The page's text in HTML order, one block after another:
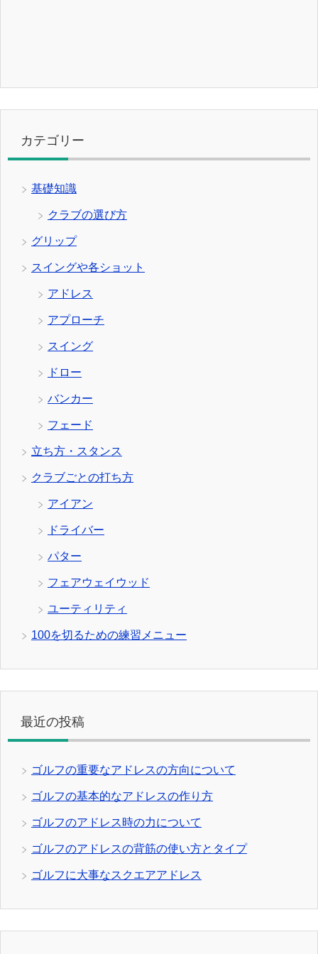
カテゴリー
基礎知識
クラブの選び方
グリップ
スイングや各ショット
アドレス
アプローチ
スイング
ドロー
バンカー
フェード
立ち方・スタンス
クラブごとの打ち方
アイアン
ドライバー
パター
フェアウェイウッド
ユーティリティ
100を切るための練習メニュー
最近の投稿
ゴルフの重要なアドレスの方向について
ゴルフの基本的なアドレスの作り方
ゴルフのアドレス時の力について
ゴルフのアドレスの背筋の使い方とタイプ
ゴルフに大事なスクエアアドレス